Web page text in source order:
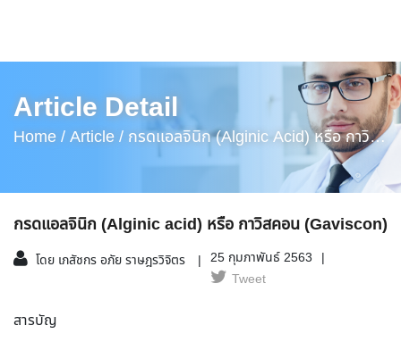
Article Detail
Home /Article / กรดแอลจินิก (Alginic Acid) หรือ กาวิส
กรดแอลจินิก (Alginic acid) หรือ กาวิสคอน (Gaviscon)
โดย เภสัชกร อภัย ราษฎรวิจิตร
25 กุมภาพันธ์ 2563
Tweet
สารบัญ